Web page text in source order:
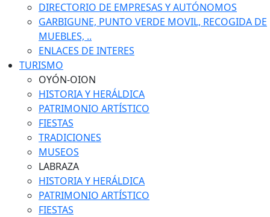
DIRECTORIO DE EMPRESAS Y AUTÓNOMOS
GARBIGUNE, PUNTO VERDE MOVIL, RECOGIDA DE
MUEBLES, ..
ENLACES DE INTERES
TURISMO
OYÓN-OION
HISTORIA Y HERÁLDICA
PATRIMONIO ARTÍSTICO
FIESTAS
TRADICIONES
MUSEOS
LABRAZA
HISTORIA Y HERÁLDICA
PATRIMONIO ARTÍSTICO
FIESTAS